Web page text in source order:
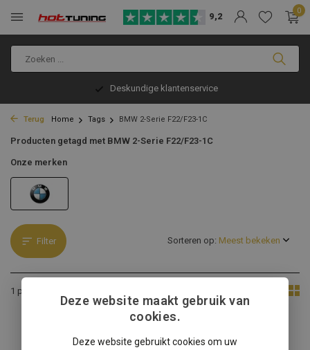
9,2
0
Terug Home Tags BMW 2-Serie F22/F23-1C
Producten getagd met BMW 2-Serie F22/F23-1C
Onze merken
Filter
1 product
Sorteren op:
BMW 2-Serie F22/F23-1C schroefset
Deze website maakt gebruik van
cookies.
Deze website gebruikt cookies om uw